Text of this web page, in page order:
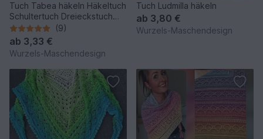
Tuch Tabea häkeln Häkeltuch
Schultertuch Dreieckstuch
Stola
(9)
ab 3,33 €
Wurzels-Maschendesign
Tuch Ludmilla häkeln
ab 3,80 €
Wurzels-Maschendesign